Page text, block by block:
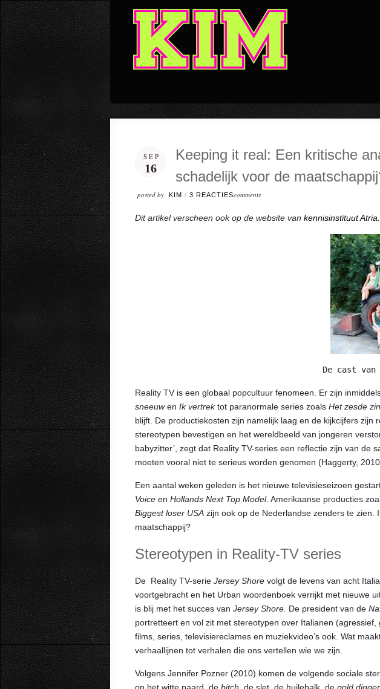
SEP
16
Keeping it real: Een kritische
schadelijk voor de
posted by KIM / 3 REACTIEScomments
Dit artikel verscheen ook op de website van kennisinstituut Atria
De cast van
Reality TV is een globaal popcultuur fenomeen. Er zijn
sneeuwen Ik vertrektot paranormale series zoals Het zesde
blijft. De productiekosten zijn namelijk laag en de kijkcijfers
stereotypen bevestigen en het wereldbeeld van jongeren
babyzitter’, zegt dat Reality TV-series een reflectie zijn van
moeten vooral niet te serieus worden genomen (Haggerty,
Een aantal weken geleden is het nieuwe televisieseizoen
Voice en Hollands Next Top Model. Amerikaanse producties
Biggest loser USA zijn ook op de Nederlandse zenders te
maatschappij?
Stereotypen in Reality-TV series
De Reality TV-serie Jersey Shore volgt de levens van acht
voortgebracht en het Urban woordenboek verrijkt met nieuwe
is blij met het succes van Jersey Shore. De president van de
portretteert en vol zit met stereotypen over Italianen (agressief,
films, series, televisiereclames en muziekvideo’s ook. Wat
verhaallijnen tot verhalen die ons vertellen wie we zijn.
Volgens Jennifer Pozner (2010) komen de volgende sociale